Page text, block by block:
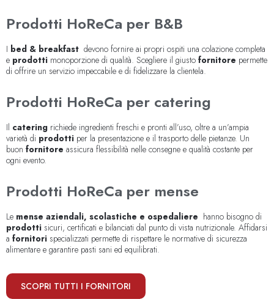
Prodotti HoReCa per B&B
I bed & breakfast devono fornire ai propri ospiti una colazione completa
e prodotti monoporzione di qualità. Scegliere il giusto fornitore permette
di offrire un servizio impeccabile e di fidelizzare la clientela.
Prodotti HoReCa per catering
Il catering richiede ingredienti freschi e pronti all’uso, oltre a un’ampia
varietà di prodotti per la presentazione e il trasporto delle pietanze. Un
buon fornitore assicura flessibilità nelle consegne e qualità costante per
ogni evento.
Prodotti HoReCa per mense
Le mense aziendali, scolastiche e ospedaliere hanno bisogno di
prodotti sicuri, certificati e bilanciati dal punto di vista nutrizionale. Affidarsi
a fornitori specializzati permette di rispettare le normative di sicurezza
alimentare e garantire pasti sani ed equilibrati.
SCOPRI TUTTI I FORNITORI